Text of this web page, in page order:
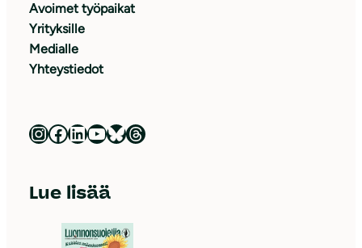
Avoimet työpaikat
Yrityksille
Medialle
Yhteystiedot
Luonnonsuojeluliitto Instagramissa Luonnonsuojeluliitto Facebookissa Luonnonsuojeluliitto LinkedInissä Luonnonsuojeluliiton YouTube-kanava Luonnonsuojeluliitto Blueskyssa Luonnonsuojeluliitto Threadsissa
Lue lisää